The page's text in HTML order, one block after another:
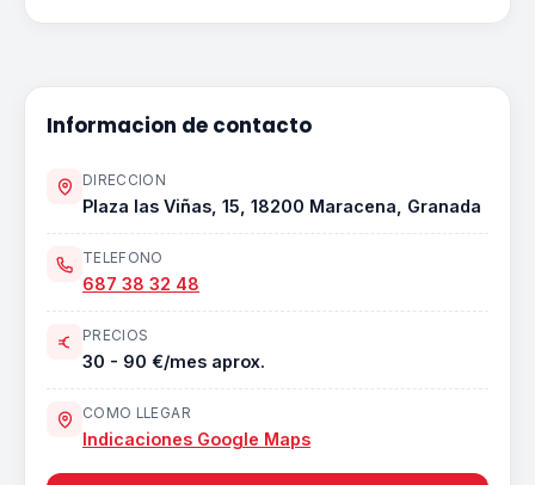
Informacion de contacto
DIRECCION
Plaza las Viñas, 15, 18200 Maracena, Granada
TELEFONO
687 38 32 48
PRECIOS
30 - 90 €/mes aprox.
COMO LLEGAR
Indicaciones Google Maps